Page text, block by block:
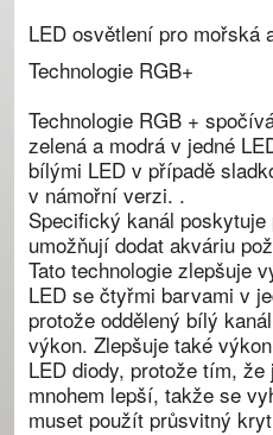
LED osvětlení pro mořská
Technologie RGB+
Technologie RGB +
zelená a modrá v jedné
bílými LED v případě
v námořní verzi. .
Specifický kanál
umožňují dodat akváriu
Tato technologie zlepšuje
LED se čtyřmi barvami v
protože oddělený bílý
výkon. Zlepšuje také
LED diody, protože tím,
mnohem lepší, takže se
muset použít průsvitný